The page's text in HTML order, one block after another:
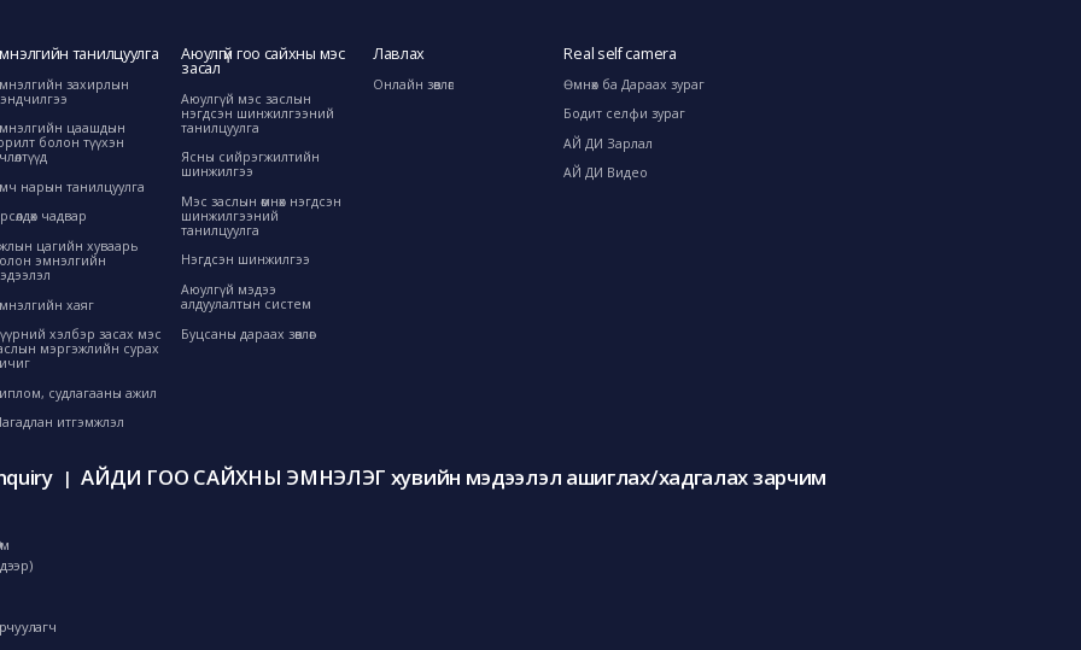
танилцуулга
захирлын
цаашдын
болон түүхэн
нарын танилцуулга
чадвар
цагийн хуваарь
эмнэлгийн
хаяг
хэлбэр засах мэс
мэргэжлийн сурах
судлагааны ажил
итгэмжлэл
Аюулгүй гоо сайхны мэс
засал
Аюулгүй мэс заслын
нэгдсэн шинжилгээний
танилцуулга
Ясны сийрэгжилтийн
шинжилгээ
Мэс заслын өмнөх нэгдсэн
шинжилгээний
танилцуулга
Нэгдсэн шинжилгээ
Аюулгүй мэдээ
алдуулалтын систем
Буцсаны дараах зөвлөгөө
Лавлах
Онлайн зөвлөгөө
Real self camera
Өмнөх ба Дараах зураг
Бодит селфи зураг
АЙ ДИ Зарлал
АЙ ДИ Видео
| АЙДИ ГОО САЙХНЫ ЭМНЭЛЭГ хувийн мэдээлэл ашиглах/хадгалах зарчим